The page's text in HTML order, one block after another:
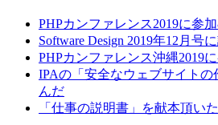
PHPカンファレンス2019に参
Software Design 2019年12月号
PHPカンファレンス沖縄2019
IPAの「安全なウェブサイトの
んだ
「仕事の説明書」を献本頂い